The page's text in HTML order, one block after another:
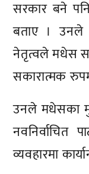
सरकार बने
बताए । उनले
नेतृत्वले मधेस
सकारात्मक
उनले मधेसका
नवनिर्वाचित
व्यवहारमा